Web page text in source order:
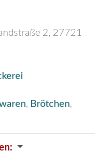
2, 27721
, Brötchen,
: